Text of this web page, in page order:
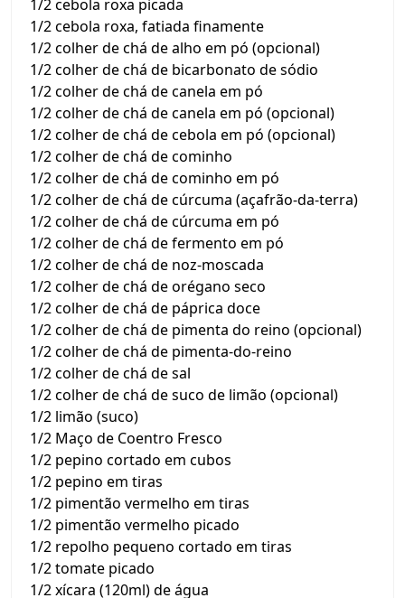
1/2 cebola roxa picada
1/2 cebola roxa, fatiada finamente
1/2 colher de chá de alho em pó (opcional)
1/2 colher de chá de bicarbonato de sódio
1/2 colher de chá de canela em pó
1/2 colher de chá de canela em pó (opcional)
1/2 colher de chá de cebola em pó (opcional)
1/2 colher de chá de cominho
1/2 colher de chá de cominho em pó
1/2 colher de chá de cúrcuma (açafrão-da-terra)
1/2 colher de chá de cúrcuma em pó
1/2 colher de chá de fermento em pó
1/2 colher de chá de noz-moscada
1/2 colher de chá de orégano seco
1/2 colher de chá de páprica doce
1/2 colher de chá de pimenta do reino (opcional)
1/2 colher de chá de pimenta-do-reino
1/2 colher de chá de sal
1/2 colher de chá de suco de limão (opcional)
1/2 limão (suco)
1/2 Maço de Coentro Fresco
1/2 pepino cortado em cubos
1/2 pepino em tiras
1/2 pimentão vermelho em tiras
1/2 pimentão vermelho picado
1/2 repolho pequeno cortado em tiras
1/2 tomate picado
1/2 xícara (120ml) de água